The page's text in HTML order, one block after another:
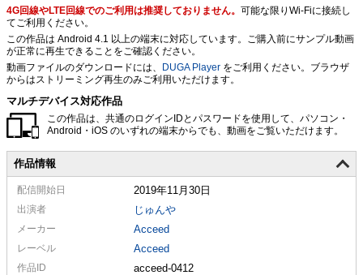
4G回線やLTE回線でのご利用は推奨しておりません。 可能な限りWi-Fiに接続し
てご利用ください。
この作品は Android 4.1 以上の端末に対応しています。ご購入前にサンプル動画
が正常に再生できることをご確認ください。
動画ファイルのダウンロードには、 DUGA Player をご利用ください。ブラウザ
からはストリーミング再生のみご利用いただけます。
マルチデバイス対応作品
この作品は、共通のログインIDとパスワードを使用して、パソコン・
Android・iOS のいずれの端末からでも、動画をご覧いただけます。
作品情報
配信開始日 2019年11月30日
出演者 じゅんや
メーカー Acceed
レーベル Acceed
作品ID acceed-0412